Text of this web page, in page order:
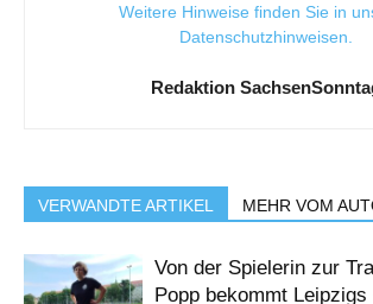
Weitere Hinweise finden Sie in
Datenschutzhinweisen
Redaktion
VERWANDTE ARTIKEL MEHR VOM
Von der Spielerin zur
Popp bekommt Leipzigs